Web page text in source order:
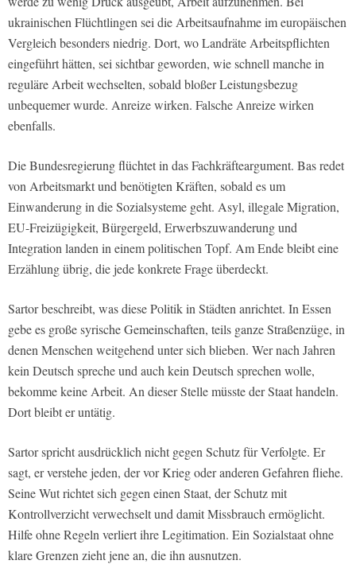
ukrainischen Flüchtlingen sei die Arbeitsaufnahme im europäischen
Vergleich besonders niedrig. Dort, wo Landräte Arbeitspflichten
eingeführt hätten, sei sichtbar geworden, wie schnell manche in
reguläre Arbeit wechselten, sobald bloßer Leistungsbezug
unbequemer wurde. Anreize wirken. Falsche Anreize wirken
ebenfalls.
Die Bundesregierung flüchtet in das Fachkräfteargument. Bas redet
von Arbeitsmarkt und benötigten Kräften, sobald es um
Einwanderung in die Sozialsysteme geht. Asyl, illegale Migration,
EU-Freizügigkeit, Bürgergeld, Erwerbszuwanderung und
Integration landen in einem politischen Topf. Am Ende bleibt eine
Erzählung übrig, die jede konkrete Frage überdeckt.
Sartor beschreibt, was diese Politik in Städten anrichtet. In Essen
gebe es große syrische Gemeinschaften, teils ganze Straßenzüge, in
denen Menschen weitgehend unter sich blieben. Wer nach Jahren
kein Deutsch spreche und auch kein Deutsch sprechen wolle,
bekomme keine Arbeit. An dieser Stelle müsste der Staat handeln.
Dort bleibt er untätig.
Sartor spricht ausdrücklich nicht gegen Schutz für Verfolgte. Er
sagt, er verstehe jeden, der vor Krieg oder anderen Gefahren fliehe.
Seine Wut richtet sich gegen einen Staat, der Schutz mit
Kontrollverzicht verwechselt und damit Missbrauch ermöglicht.
Hilfe ohne Regeln verliert ihre Legitimation. Ein Sozialstaat ohne
klare Grenzen zieht jene an, die ihn ausnutzen.